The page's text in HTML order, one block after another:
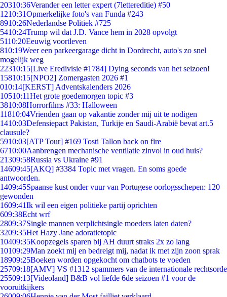
20310:36Verander een letter expert (7lettereditie) #50
1210:31Opmerkelijke foto's van Funda #243
8910:26Nederlandse Politiek #725
5410:24Trump wil dat J.D. Vance hem in 2028 opvolgt
5110:20Eeuwig voortleven
810:19Weer een parkeergarage dicht in Dordrecht, auto's zo snel
mogelijk weg
22310:15[Live Eredivisie #1784] Dying seconds van het seizoen!
15810:15[NPO2] Zomergasten 2026 #1
010:14[KERST] Adventskalenders 2026
10510:11Het grote goedemorgen topic #3
3810:08Horrorfilms #33: Halloween
11810:04Vrienden gaan op vakantie zonder mij uit te nodigen
1410:03Defensiepact Pakistan, Turkije en Saudi-Arabië bevat art.5
clausule?
5910:03[ATP Tour] #169 Tosti Tallon back on fire
6710:00Aanbrengen mechanische ventilatie zinvol in oud huis?
21309:58Russia vs Ukraine #91
14609:45[AKQ] #3384 Topic met vragen. En soms goede
antwoorden.
1409:45Spaanse kust onder vuur van Portugese oorlogsschepen: 120
gewonden
1609:41Ik wil een eigen politieke partij oprichten
609:38Echt wrf
2809:37Single mannen verplichtsingle moeders laten daten?
3209:35Het Hazy Jane adoratietopic
10409:35Koopzegels sparen bij AH duurt straks 2x zo lang
10109:29Man zoekt mij en bedreigt mij, nadat ik met zijn zoon sprak
18909:25Boeken worden opgekocht om chatbots te voeden
25709:18[AMV] VS #1312 spammers van de internationale rechtsorde
25509:13[Videoland] B&B vol liefde 6de seizoen #1 voor de
vooruitkijkers